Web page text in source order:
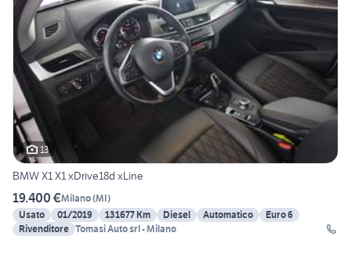
13
BMW X1 X1 xDrive18d xLine
19.400 €Milano(MI)
Usato
01/2019 131677 Km Diesel Automatico
Euro 6
Rivenditore Tomasi Auto srl - Milano